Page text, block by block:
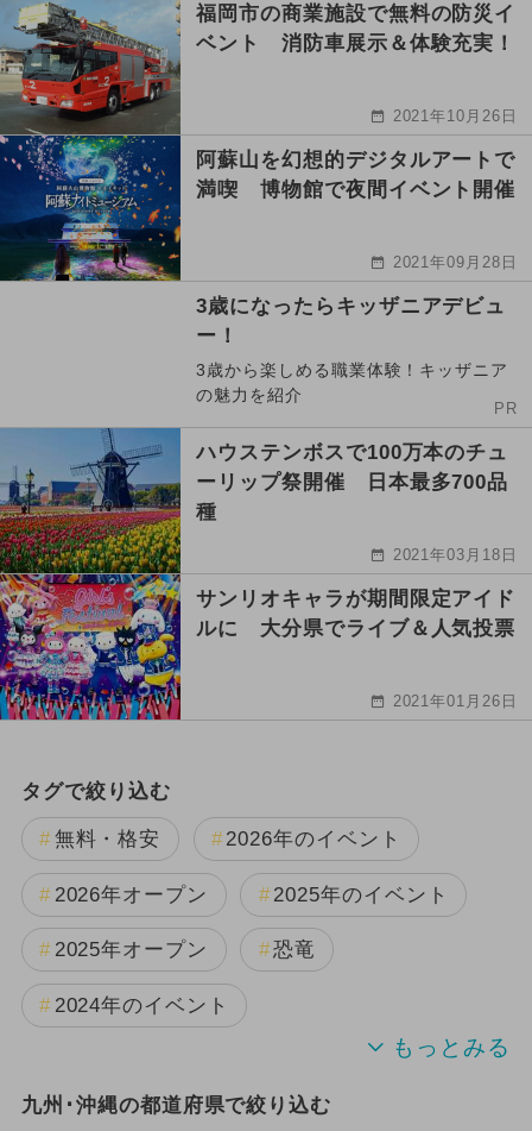
福岡市の商業施設で無料の防災イ
ベント 消防車展示＆体験充実！
2021年10月26日
阿蘇山を幻想的デジタルアートで
満喫 博物館で夜間イベント開催
2021年09月28日
3歳になったらキッザニアデビュ
ー！
3歳から楽しめる職業体験！キッザニア
の魅力を紹介
PR
ハウステンボスで100万本のチュ
ーリップ祭開催 日本最多700品
種
2021年03月18日
サンリオキャラが期間限定アイド
ルに 大分県でライブ＆人気投票
2021年01月26日
タグで絞り込む
無料・格安 2026年のイベント
2026年オープン 2025年のイベント
2025年オープン 恐竜
2024年のイベント
夏休み キャラクター
九州･沖縄の都道府県で絞り込む